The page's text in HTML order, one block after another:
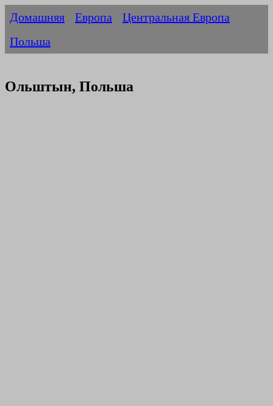
Домашняя Европа
Центральная Европа
Польша
Ольштын, Польша